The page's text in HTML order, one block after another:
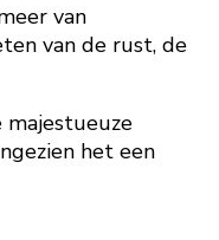
van
van de rust, de
het een